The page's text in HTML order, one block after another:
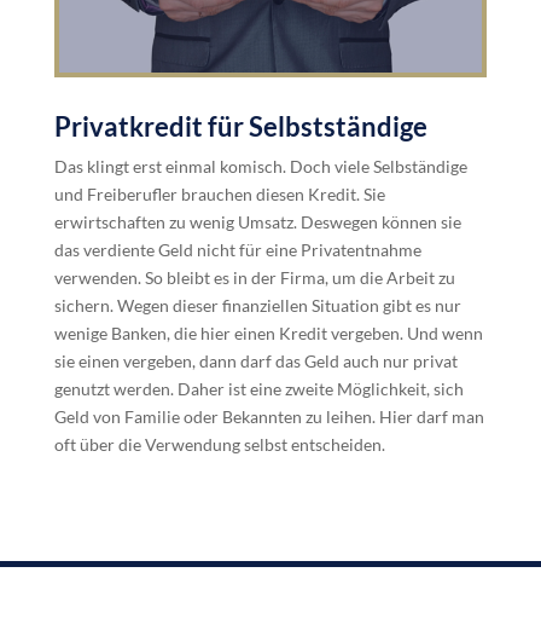
Privatkredit für Selbstständige
Das klingt erst einmal komisch. Doch viele Selbständige
und Freiberufler brauchen diesen Kredit. Sie
erwirtschaften zu wenig Umsatz. Deswegen können sie
das verdiente Geld nicht für eine Privatentnahme
verwenden. So bleibt es in der Firma, um die Arbeit zu
sichern. Wegen dieser finanziellen Situation gibt es nur
wenige Banken, die hier einen Kredit vergeben. Und wenn
sie einen vergeben, dann darf das Geld auch nur privat
genutzt werden. Daher ist eine zweite Möglichkeit, sich
Geld von Familie oder Bekannten zu leihen. Hier darf man
oft über die Verwendung selbst entscheiden.